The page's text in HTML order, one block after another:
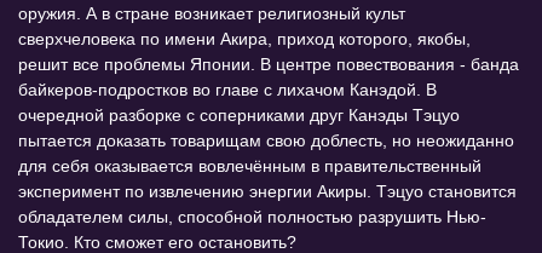
оружия. А в стране возникает религиозный культ
сверхчеловека по имени Акира, приход которого, якобы,
решит все проблемы Японии. В центре повествования - банда
байкеров-подростков во главе с лихачом Канэдой. В
очередной разборке с соперниками друг Канэды Тэцуо
пытается доказать товарищам свою доблесть, но неожиданно
для себя оказывается вовлечённым в правительственный
эксперимент по извлечению энергии Акиры. Тэцуо становится
обладателем силы, способной полностью разрушить Нью-
Токио. Кто сможет его остановить?